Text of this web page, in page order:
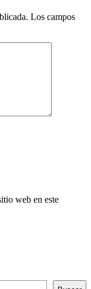
Los campos
web en este